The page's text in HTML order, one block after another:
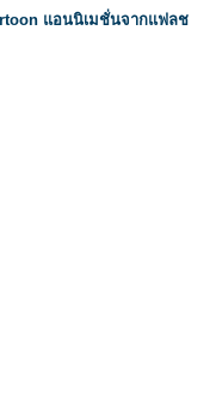
แอนนิเมชั่นจากแฟลช